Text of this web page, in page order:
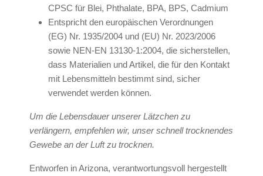
CPSC für Blei, Phthalate, BPA, BPS, Cadmium
Entspricht den europäischen Verordnungen
(EG) Nr. 1935/2004 und (EU) Nr. 2023/2006
sowie NEN-EN 13130-1:2004, die sicherstellen,
dass Materialien und Artikel, die für den Kontakt
mit Lebensmitteln bestimmt sind, sicher
verwendet werden können.
Um die Lebensdauer unserer Lätzchen zu
verlängern, empfehlen wir, unser schnell trocknendes
Gewebe an der Luft zu trocknen.
Entworfen in Arizona, verantwortungsvoll hergestellt